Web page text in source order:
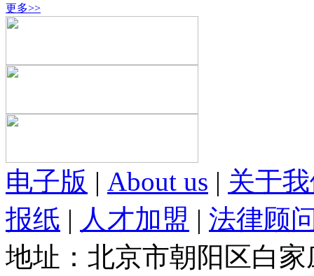
更多>>
电子版 | About us | 关于
报纸 | 人才加盟 | 法律顾
地址：北京市朝阳区白